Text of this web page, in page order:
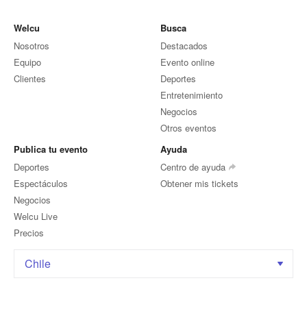
Welcu
Nosotros
Equipo
Clientes
Busca
Destacados
Evento online
Deportes
Entretenimiento
Negocios
Otros eventos
Publica tu evento
Deportes
Espectáculos
Negocios
Welcu Live
Precios
Ayuda
Centro de ayuda
Obtener mis tickets
Chile